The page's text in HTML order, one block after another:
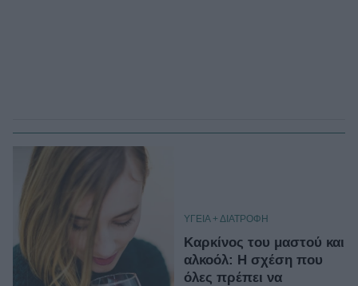
ΥΓΕΙΑ + ΔΙΑΤΡΟΦΗ
Καρκίνος του μαστού και
αλκοόλ: Η σχέση που
όλες πρέπει να